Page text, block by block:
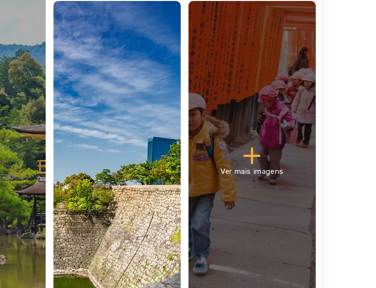
raposas, as mensageiras do Deus. No final da visita, transfer ao hotel em Quioto.
de Quioto, a âVelha Capitalâ do Japão Imperial. A "Cidade dos Samurais" é o melhor
japonesa. Visita do Castelo de NijÅ que, ao contrário da maioria das fortificações
planície no centro da cidade. Cenário importante na história japonesa, o antigo forte
e tem como destaque o ornamentado portão Karamon e os palácios Ninomaru e
exemplares de pintura japonesa nas paredes, portas e até nos tetos. Descubra também
pelo KyÅko-chi (lago espelhado). Todo o pavilhão, exceto o rés-do-chão, está
dourada (fénix chinesa) no telhado. Por último, visita do Santuário Xintoísta de
ladeado por prédios que mesclam branco e vermelho-alaranjado, com o Santuário a
O tour termina no restaurante e o regresso ao hotel é por sua conta. Tarde livre para
budistas espalhados pelos mais sublimes jardins do mundo, não é difícil encontrar
Zen, no RyÅan-ji, até ao paraíso de musgo e flores em SaihÅ-ji. Se desejar, de forma
na serenidade da cerimónia do chá e aprecia a arte e a tradição de cada gesto.
Ver mais imagens